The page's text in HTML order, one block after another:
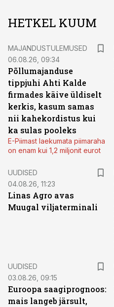
HETKEL KUUM
MAJANDUSTULEMUSED
06.08.26, 09:34
Põllumajanduse
tippjuhi Ahti Kalde
firmades käive üldiselt
kerkis, kasum samas
nii kahekordistus kui
ka sulas pooleks
E-Piimast laekumata piimaraha
on enam kui 1,2 miljonit eurot
UUDISED
04.08.26, 11:23
Linas Agro avas
Muugal viljaterminali
UUDISED
03.08.26, 09:15
Euroopa saagiprognoos:
mais langeb järsult,